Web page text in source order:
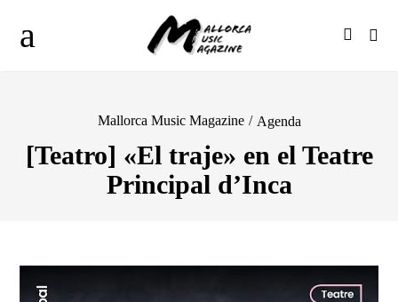
Mallorca Music Magazine / Agenda
[Teatro] «El traje» en el Teatre
Principal d’Inca